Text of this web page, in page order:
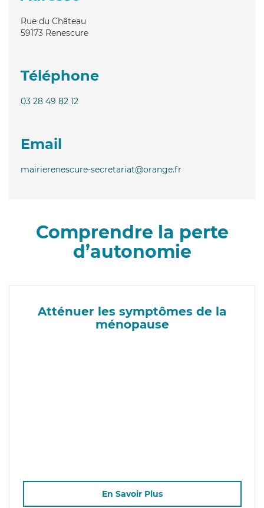
Rue du Château
59173 Renescure
Téléphone
03 28 49 82 12
Email
mairierenescure-secretariat@orange.fr
Comprendre la perte
d’autonomie
Atténuer les symptômes de la
ménopause
En Savoir Plus